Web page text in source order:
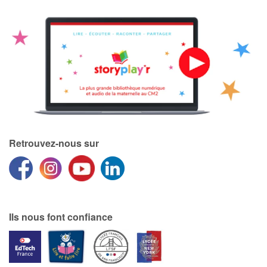
Retrouvez-nous sur
Ils nous font confiance